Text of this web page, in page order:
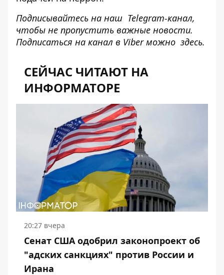
Подписывайтесь на наш Telegram-канал,
чтобы не пропустить важные новости.
Подписаться на канал в Viber можно здесь.
СЕЙЧАС ЧИТАЮТ НА
ИНФОРМАТОРЕ
20:27 вчера
Сенат США одобрил законопроект об
"адских санкциях" против России и
Ирана